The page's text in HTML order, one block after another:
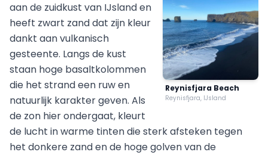
Reynisfjara Beach
Reynisfjara, IJsland
aan de zuidkust van IJsland en
heeft zwart zand dat zijn kleur
dankt aan vulkanisch
gesteente. Langs de kust
staan hoge basaltkolommen
die het strand een ruw en
natuurlijk karakter geven. Als
de zon hier ondergaat, kleurt
de lucht in warme tinten die sterk afsteken tegen
het donkere zand en de hoge golven van de